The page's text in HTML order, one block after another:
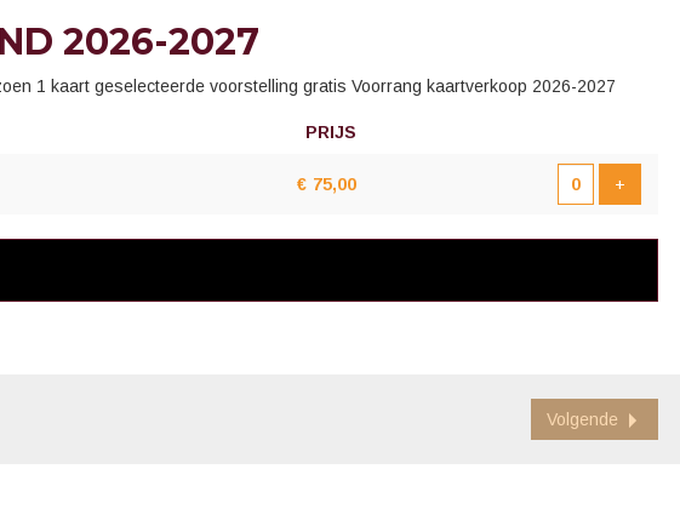
2026-2027
1 kaart geselecteerde voorstelling gratis Voorrang kaartverkoop 2026-2027
PRIJS
€ 75,00 +
Volgende